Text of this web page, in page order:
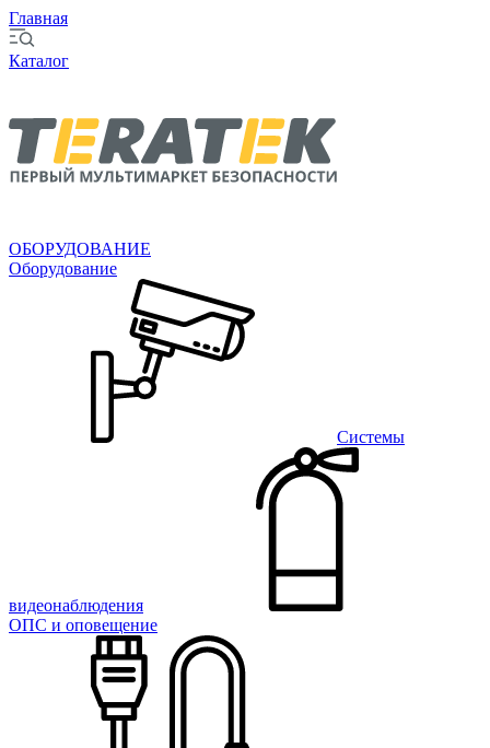
Главная
Каталог
ОБОРУДОВАНИЕ
Оборудование
Системы
видеонаблюдения
ОПС и оповещение